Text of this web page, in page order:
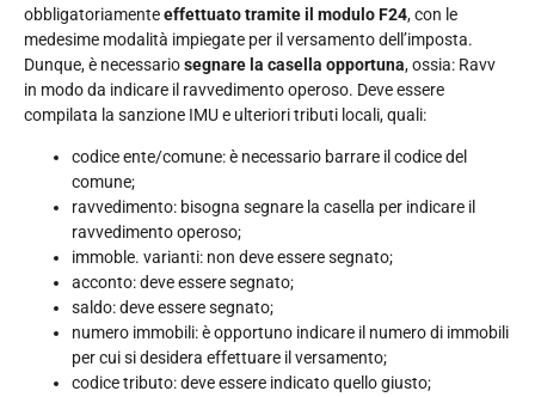
obbligatoriamenteeffettuato tramite il modulo F24, con le
medesime modalità impiegate per il versamento dell’imposta.
Dunque, è necessariosegnare la casella opportuna, ossia: Ravv
in modo da indicare il ravvedimento operoso. Deve essere
compilata la sanzione IMU e ulteriori tributi locali, quali:
codice ente/comune: è necessario barrare il codice del
comune;
ravvedimento: bisogna segnare la casella per indicare il
ravvedimento operoso;
immoble. varianti: non deve essere segnato;
acconto: deve essere segnato;
saldo: deve essere segnato;
numero immobili: è opportuno indicare il numero di immobili
per cui si desidera effettuare il versamento;
codice tributo: deve essere indicato quello giusto;